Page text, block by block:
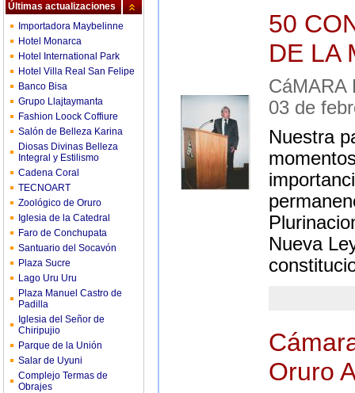
Últimas actualizaciones
Importadora Maybelinne
Hotel Monarca
Hotel International Park
Hotel Villa Real San Felipe
Banco Bisa
Grupo Llajtaymanta
Fashion Loock Coffiure
Salón de Belleza Karina
Diosas Divinas Belleza
Integral y Estilismo
Cadena Coral
TECNOART
Zoológico de Oruro
Iglesia de la Catedral
Faro de Conchupata
Santuario del Socavón
Plaza Sucre
Lago Uru Uru
Plaza Manuel Castro de
Padilla
Iglesia del Señor de
Chiripujio
Parque de la Unión
Salar de Uyuni
Complejo Termas de
Obrajes
50
DE LA
CáMARA
03 de
Nuestra
Nueva
Oruro